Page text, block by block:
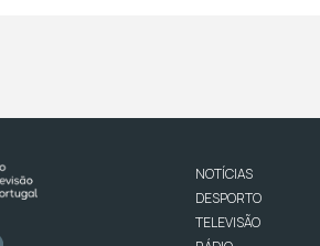
NOTÍCIAS
DESPORTO
TELEVISÃO